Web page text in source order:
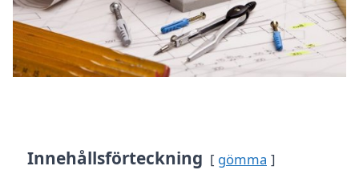
Innehållsförteckning gömma